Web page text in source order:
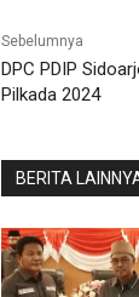
Sebelumnya
DPC PDIP
Pilkada 2024
BERITA